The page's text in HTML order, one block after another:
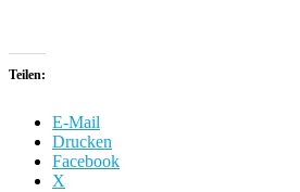
Teilen:
E-Mail
Drucken
Facebook
X